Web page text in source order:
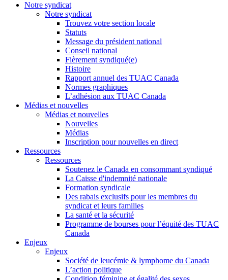
Notre syndicat
Notre syndicat
Trouvez votre section locale
Statuts
Message du président national
Conseil national
Fièrement syndiqué(e)
Histoire
Rapport annuel des TUAC Canada
Normes graphiques
L’adhésion aux TUAC Canada
Médias et nouvelles
Médias et nouvelles
Nouvelles
Médias
Inscription pour nouvelles en direct
Ressources
Ressources
Soutenez le Canada en consommant syndiqué
La Caisse d'indemnité nationale
Formation syndicale
Des rabais exclusifs pour les membres du
syndicat et leurs families
La santé et la sécurité
Programme de bourses pour l’équité des TUAC
Canada
Enjeux
Enjeux
Société de leucémie & lymphome du Canada
L’action politique